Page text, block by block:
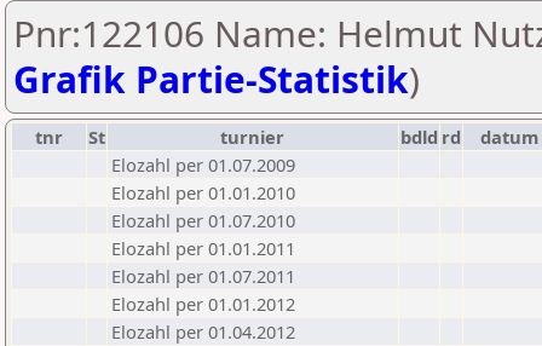
Pnr:122106 Name: Helmut
Grafik Partie-Statistik)
tnr St turnier bdld rd
datum
Elozahl per 01.07.2009
Elozahl per 01.01.2010
Elozahl per 01.07.2010
Elozahl per 01.01.2011
Elozahl per 01.07.2011
Elozahl per 01.01.2012
Elozahl per 01.04.2012